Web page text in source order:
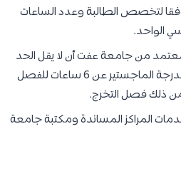
لتخصص الطالبة وعدد الساعات
الواحد.
من جامعة عفت أن لا يقل الحد
الأدنى للساعات المسجلة لدرجة الماجستير عن 6 ساعات للفصل
من ذلك فصل التخرج.
المراكز المساندة ومكتبة جامعة